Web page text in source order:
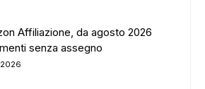
Affiliazione, da agosto 2026
senza assegno